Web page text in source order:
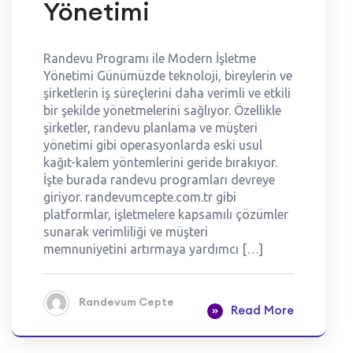
Yönetimi
Randevu Programı ile Modern İşletme
Yönetimi Günümüzde teknoloji, bireylerin ve
şirketlerin iş süreçlerini daha verimli ve etkili
bir şekilde yönetmelerini sağlıyor. Özellikle
şirketler, randevu planlama ve müşteri
yönetimi gibi operasyonlarda eski usul
kağıt-kalem yöntemlerini geride bırakıyor.
İşte burada randevu programları devreye
giriyor. randevumcepte.com.tr gibi
platformlar, işletmelere kapsamılı çözümler
sunarak verimliliği ve müşteri
memnuniyetini artırmaya yardımcı […]
Randevum Cepte
Read More